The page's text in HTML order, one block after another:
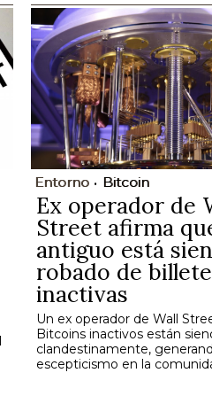
Entorno Bitcoin
Ex operador de
Street afirma
antiguo está
robado de
inactivas
Un ex operador de Wall
Bitcoins inactivos están
clandestinamente,
escepticismo en la